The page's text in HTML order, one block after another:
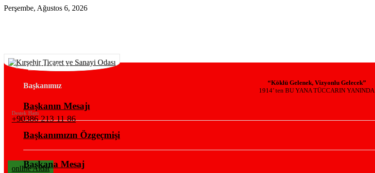
Perşembe, Ağustos 6, 2026
“Köklü Gelenek, Vizyonlu Gelecek”
1914’ ten BU YANA TÜCCARIN YANINDA
Destek Hattı
+90386 213 11 86
onlIne Aidat
KURUMSAL
Başkanımız
Başkanın Mesajı
Başkanımızın Özgeçmişi
Başkana Mesaj